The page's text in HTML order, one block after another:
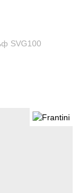
SVG100